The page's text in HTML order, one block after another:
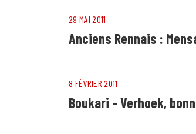
29 MAI 2011
Anciens Rennais :
8 FÉVRIER 2011
Boukari - Verhoek,